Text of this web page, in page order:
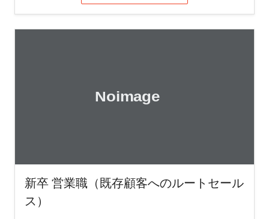
新卒 営業職（既存顧客へのルートセール
ス）